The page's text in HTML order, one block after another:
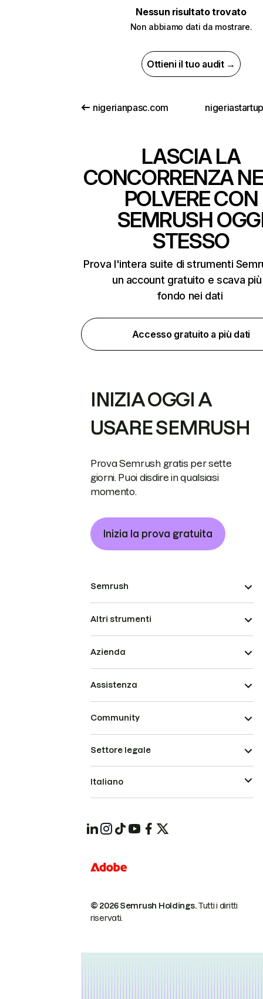
Nessun risultato trovato
Non abbiamo dati da mostrare.
Ottieni il tuo audit →
nigerianpasc.com
LASCIA LA
CONCORRENZA
POLVERE CON
SEMRUSH
STESSO
Prova l'intera suite di strumenti
un account gratuito e scava
fondo nei dati
Accesso gratuito a più dati
INIZIA OGGI A
USARE SEMRUSH
Prova Semrush gratis per sette
giorni. Puoi disdire in qualsiasi
momento.
Inizia la prova gratuita
Semrush
Altri strumenti
Azienda
Assistenza
Community
© 2026 Semrush Holdings.Tutti i diritti
riservati.
Settore legale
Italiano